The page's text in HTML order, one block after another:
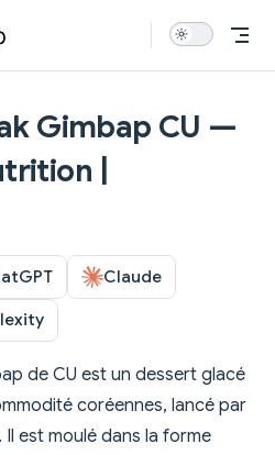
Gimbap CU —
|
Claude
de CU est un dessert glacé
coréennes, lancé par
Il est moulé dans la forme